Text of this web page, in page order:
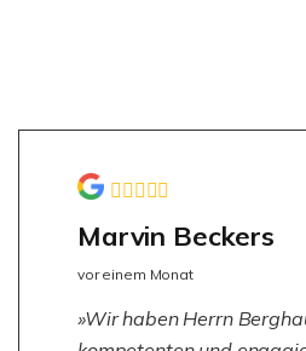
Marvin Beckers
vor einem Monat
Wir haben Herrn